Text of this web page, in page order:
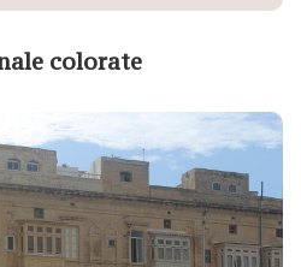
colorate